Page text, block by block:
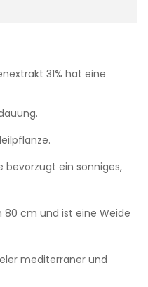
31% hat eine
bevorzugt ein sonniges,
cm und ist eine Weide
mediterraner und